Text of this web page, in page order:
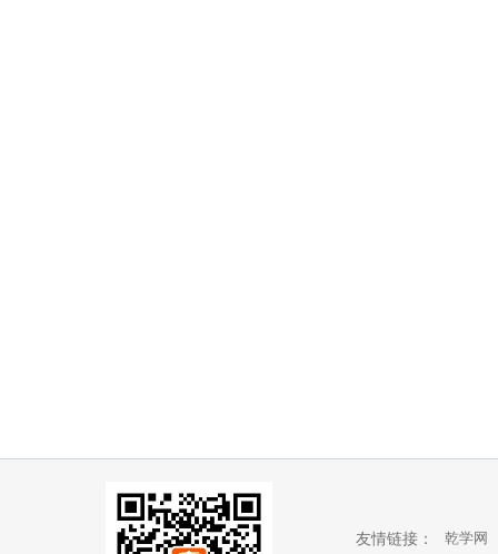
友情链接： 乾学网